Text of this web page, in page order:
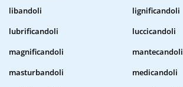
libandoli
lignificandoli
lubrificandoli
luccicandoli
magnificandoli
mantecandoli
masturbandoli
medicandoli